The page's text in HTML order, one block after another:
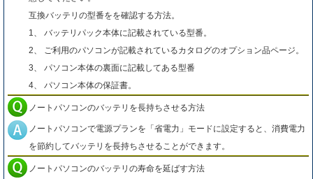
互換バッテリの型番をを確認する方法。
1、 バッテリパック本体に記載されている型番。
2、 ご利用のパソコンが記載されているカタログのオプション品ページ。
3、 パソコン本体の裏面に記載してある型番
4、 パソコン本体の保証書。
ノートパソコンのバッテリを長持ちさせる方法
ノートパソコンで電源プランを「省電力」モードに設定すると、消費電力
を節約してバッテリを長持ちさせることができます。
ノートパソコンのバッテリの寿命を延ばす方法